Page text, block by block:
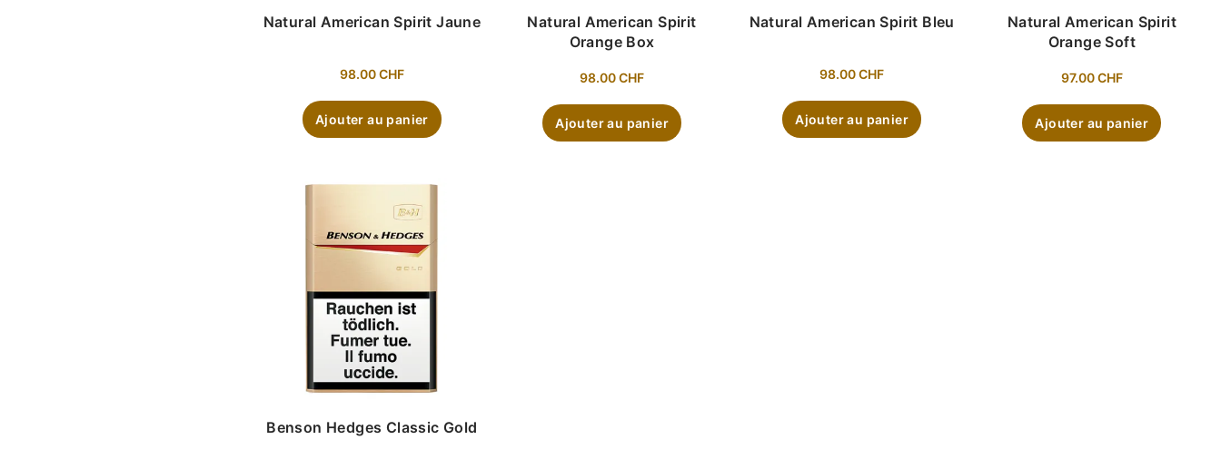
Natural American Spirit Jaune
98.00CHF
Ajouter au panier
Natural American Spirit
Orange Box
98.00CHF
Ajouter au panier
Natural American Spirit Bleu
98.00CHF
Ajouter au panier
Natural American Spirit
Orange Soft
97.00CHF
Ajouter au panier
Benson Hedges Classic Gold